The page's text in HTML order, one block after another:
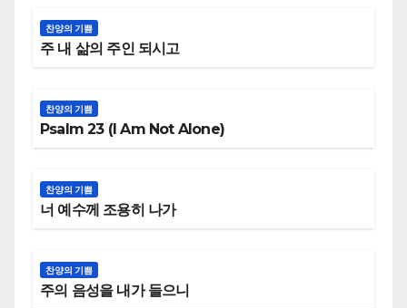
찬양의 기쁨
주 내 삶의 주인 되시고
찬양의 기쁨
Psalm 23 (I Am Not Alone)
찬양의 기쁨
너 예수께 조용히 나가
찬양의 기쁨
주의 음성을 내가 들으니